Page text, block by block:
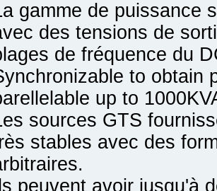
gamme de puissance
des tensions de
de fréquence du
to obtain
up to
sources GTS
stables avec des
peuvent avoir jusqu'à